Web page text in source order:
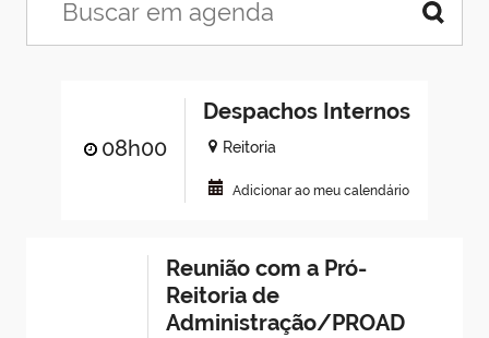
08h00
Despachos Internos
Reitoria
Adicionar ao meu calendário
Reunião com a Pró-
Reitoria de
Administração/PROAD